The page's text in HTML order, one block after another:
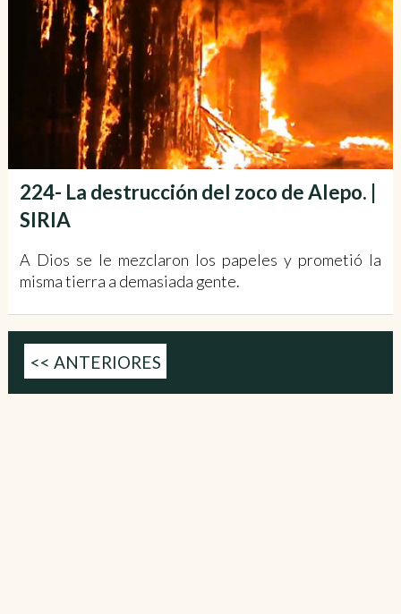
224- La destrucción del zoco de Alepo. |
SIRIA
A Dios se le mezclaron los papeles y prometió la
misma tierra a demasiada gente.
<< ANTERIORES